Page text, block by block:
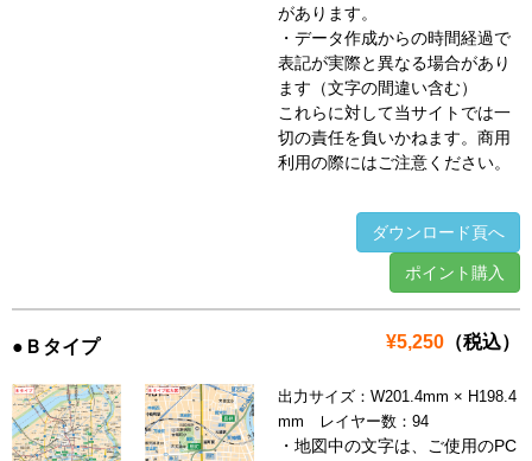
があります。
・データ作成からの時間経過で
表記が実際と異なる場合があり
ます（文字の間違い含む）
これらに対して当サイトでは一
切の責任を負いかねます。商用
利用の際にはご注意ください。
ダウンロード頁へ
ポイント購入
¥5,250 （税込）
●Ｂタイプ
出力サイズ：W201.4mm × H198.4
mm レイヤー数：94
・地図中の文字は、ご使用のPC